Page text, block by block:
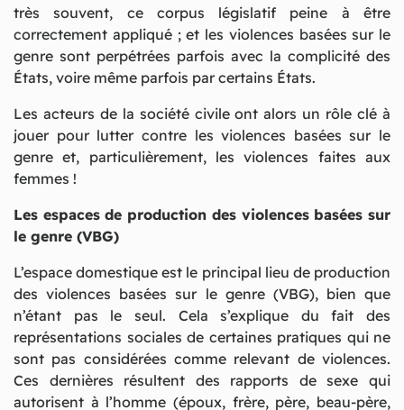
très souvent, ce corpus législatif peine à être
correctement appliqué ; et les violences basées sur le
genre sont perpétrées parfois avec la complicité des
États, voire même parfois par certains États.
Les acteurs de la société civile ont alors un rôle clé à
jouer pour lutter contre les violences basées sur le
genre et, particulièrement, les violences faites aux
femmes !
Les espaces de production des violences basées sur
le genre (VBG)
L’espace domestique est le principal lieu de production
des violences basées sur le genre (VBG), bien que
n’étant pas le seul. Cela s’explique du fait des
représentations sociales de certaines pratiques qui ne
sont pas considérées comme relevant de violences.
Ces dernières résultent des rapports de sexe qui
autorisent à l’homme (époux, frère, père, beau-père,